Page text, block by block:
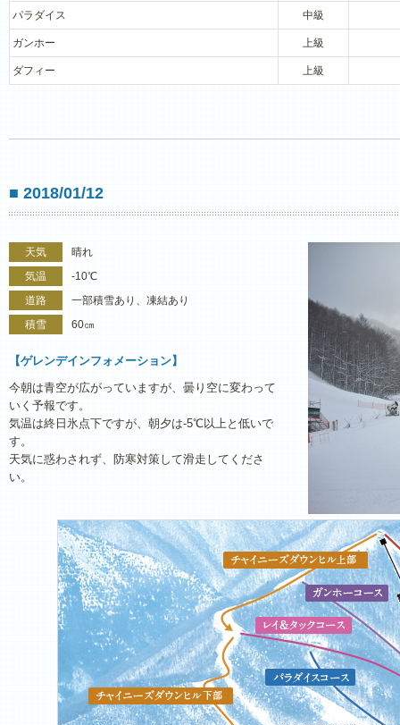
パラダイス 中級
ガンホー 上級
ダフィー 上級
■ 2018/01/12
天気
晴れ
気温
-10℃
道路
一部積雪あり、凍結あり
積雪
60㎝
【ゲレンデインフォメーション】
今朝は青空が広がっていますが、曇り空に変わって
いく予報です。
気温は終日氷点下ですが、朝夕は-5℃以上と低いで
す。
天気に惑わされず、防寒対策して滑走してくださ
い。